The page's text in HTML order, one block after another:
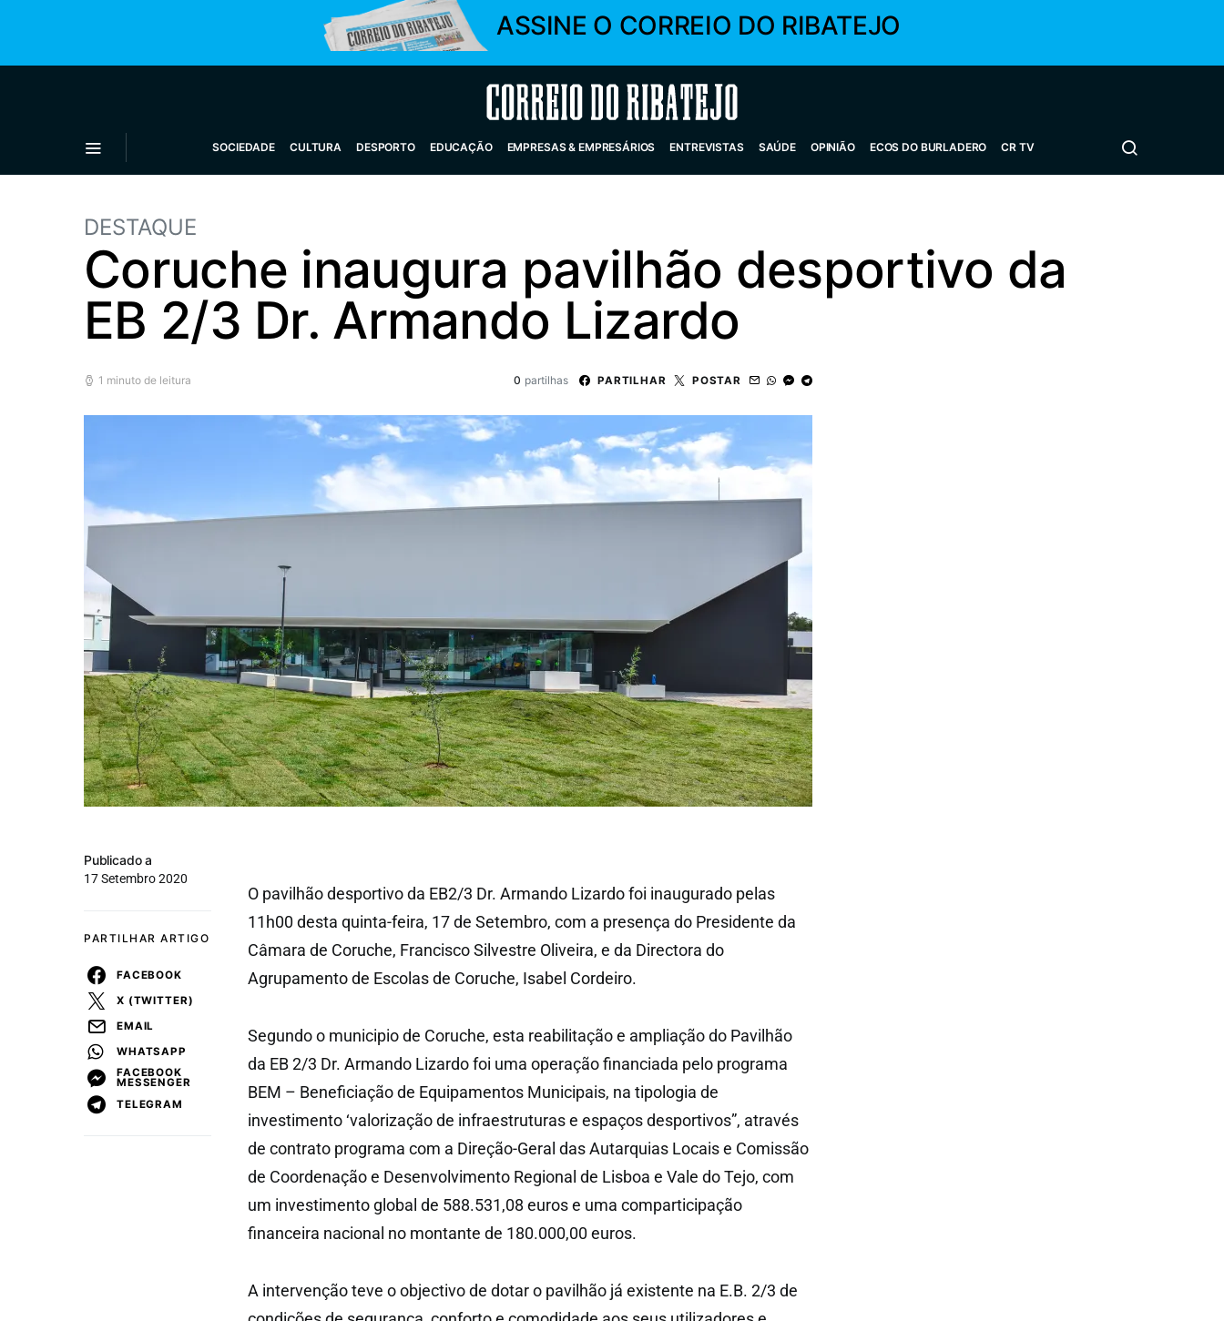
ASSINE O CORREIO DO RIBATEJO
Correio do Ribatejo
SOCIEDADE CULTURA DESPORTO EDUCAÇÃO EMPRESAS & EMPRESÁRIOS ENTREVISTAS SAÚDE OPINIÃO ECOS DO BURLADERO CR TV
DESTAQUE
Coruche inaugura pavilhão desportivo da
EB 2/3 Dr. Armando Lizardo
1 minuto de leitura 0 partilhas PARTILHAR POSTAR
Publicado a
17 Setembro 2020
PARTILHAR ARTIGO
FACEBOOK
X (TWITTER)
EMAIL
WHATSAPP
FACEBOOK
MESSENGER
TELEGRAM
O pavilhão desportivo da EB2/3 Dr. Armando Lizardo foi inaugurado pelas
11h00 desta quinta-feira, 17 de Setembro, com a presença do Presidente da
Câmara de Coruche, Francisco Silvestre Oliveira, e da Directora do
Agrupamento de Escolas de Coruche, Isabel Cordeiro.
Segundo o municipio de Coruche, esta reabilitação e ampliação do Pavilhão
da EB 2/3 Dr. Armando Lizardo foi uma operação financiada pelo programa
BEM – Beneficiação de Equipamentos Municipais, na tipologia de
investimento ‘valorização de infraestruturas e espaços desportivos”, através
de contrato programa com a Direção-Geral das Autarquias Locais e Comissão
de Coordenação e Desenvolvimento Regional de Lisboa e Vale do Tejo, com
um investimento global de 588.531,08 euros e uma comparticipação
financeira nacional no montante de 180.000,00 euros.
A intervenção teve o objectivo de dotar o pavilhão já existente na E.B. 2/3 de